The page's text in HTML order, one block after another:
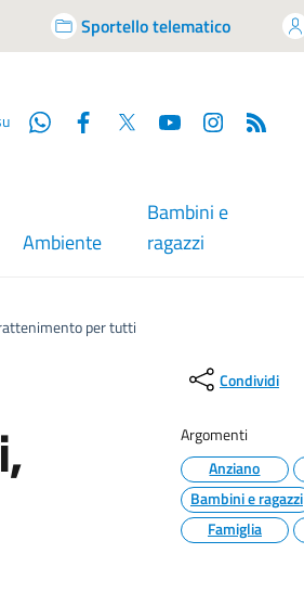
Sportello telematico
WhatsappFacebook
Twitter YouTube
Ambiente
Bambini e
ragazzi
per tutti
Condividi
Argomenti
Anziano
Bambini e ragazzi
Famiglia